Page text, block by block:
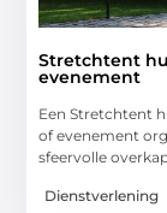
Stretchtent
evenement
Een Stretchtent
of evenement
sfeervolle
Dienstverlening